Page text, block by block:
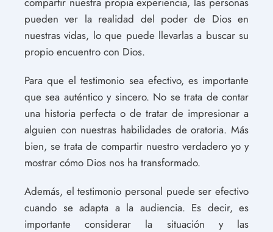
pueden ver la realidad del poder de Dios en
nuestras vidas, lo que puede llevarlas a buscar su
propio encuentro con Dios.
Para que el testimonio sea efectivo, es importante
que sea auténtico y sincero. No se trata de contar
una historia perfecta o de tratar de impresionar a
alguien con nuestras habilidades de oratoria. Más
bien, se trata de compartir nuestro verdadero yo y
mostrar cómo Dios nos ha transformado.
Además, el testimonio personal puede ser efectivo
cuando se adapta a la audiencia. Es decir, es
importante considerar la situación y las